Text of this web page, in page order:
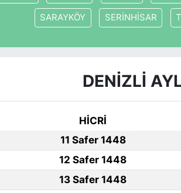
SARAYKÖY SERİNHİSAR
DENİZLİ
HİCRİ
11 Safer 1448
12 Safer 1448
13 Safer 1448